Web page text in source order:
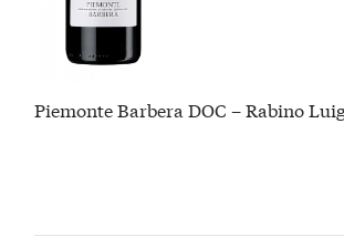
Piemonte Barbera DOC – Rabino